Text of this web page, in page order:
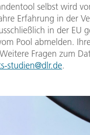
selbst wird
Erfahrung in der
in der EU
Pool abmelden.
Fragen zum
studien@dlr.de.